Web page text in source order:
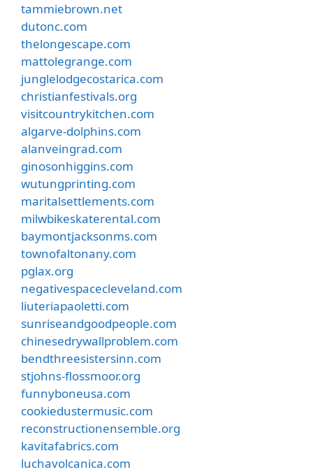
tammiebrown.net
dutonc.com
thelongescape.com
mattolegrange.com
junglelodgecostarica.com
christianfestivals.org
visitcountrykitchen.com
algarve-dolphins.com
alanveingrad.com
ginosonhiggins.com
wutungprinting.com
maritalsettlements.com
milwbikeskaterental.com
baymontjacksonms.com
townofaltonany.com
pglax.org
negativespacecleveland.com
liuteriapaoletti.com
sunriseandgoodpeople.com
chinesedrywallproblem.com
bendthreesistersinn.com
stjohns-flossmoor.org
funnyboneusa.com
cookiedustermusic.com
reconstructionensemble.org
kavitafabrics.com
luchavolcanica.com